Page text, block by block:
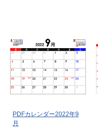
PDFカレンダー2022年9
月